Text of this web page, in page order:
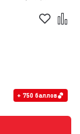
+ 750 баллов